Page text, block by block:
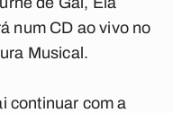
num CD ao vivo no
Musical.
continuar com a